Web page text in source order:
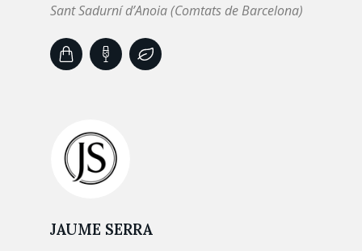
Sant Sadurní d’Anoia (Comtats de Barcelona)
JAUME SERRA